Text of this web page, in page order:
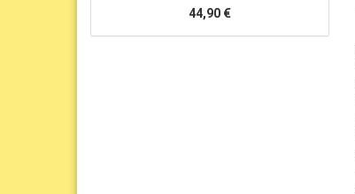
44,90 €